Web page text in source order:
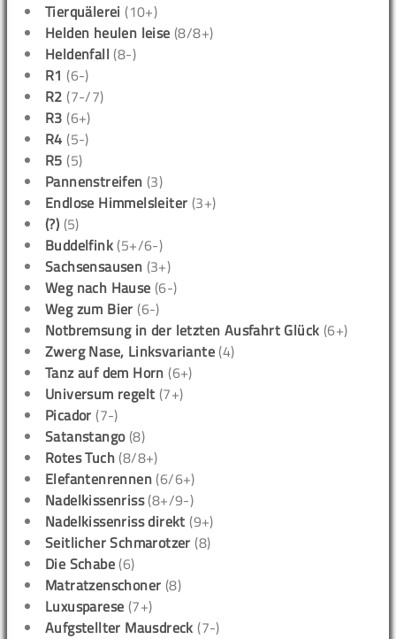
Tierquälerei (10+)
Helden heulen leise (8/8+)
Heldenfall (8-)
R1 (6-)
R2 (7-/7)
R3 (6+)
R4 (5-)
R5 (5)
Pannenstreifen (3)
Endlose Himmelsleiter (3+)
(?) (5)
Buddelfink (5+/6-)
Sachsensausen (3+)
Weg nach Hause (6-)
Weg zum Bier (6-)
Notbremsung in der letzten Ausfahrt Glück (6+)
Zwerg Nase, Linksvariante (4)
Tanz auf dem Horn (6+)
Universum regelt (7+)
Picador (7-)
Satanstango(8)
Rotes Tuch (8/8+)
Elefantenrennen (6/6+)
Nadelkissenriss(8+/9-)
Nadelkissenriss direkt (9+)
Seitlicher Schmarotzer (8)
Die Schabe (6)
Matratzenschoner (8)
Luxusparese (7+)
Aufgstellter Mausdreck (7-)